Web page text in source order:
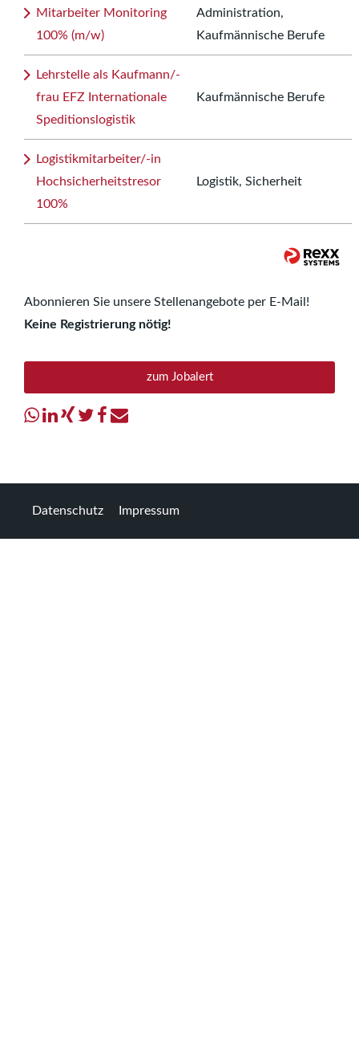
Mitarbeiter Monitoring
100% (m/w)
Administration,
Kaufmännische Berufe
Lehrstelle als Kaufmann/-
frau EFZ Internationale
Speditionslogistik
Kaufmännische Berufe
Logistikmitarbeiter/-in
Hochsicherheitstresor
100%
Logistik, Sicherheit
Abonnieren Sie unsere Stellenangebote per E-Mail!
Keine Registrierung nötig!
zum Jobalert
Datenschutz Impressum